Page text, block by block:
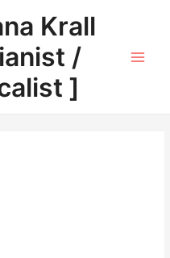
Krall
/
]